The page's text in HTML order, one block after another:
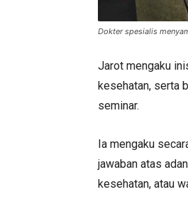
Dokter spesialis
Jarot mengaku
kesehatan, serta
seminar.
Ia mengaku
jawaban atas
kesehatan, atau